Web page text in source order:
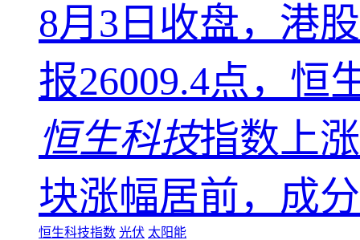
8月3日收盘，港
报26009.4点，恒
恒生科技指数上
块涨幅居前，成
恒生科技指数 光伏 太阳能